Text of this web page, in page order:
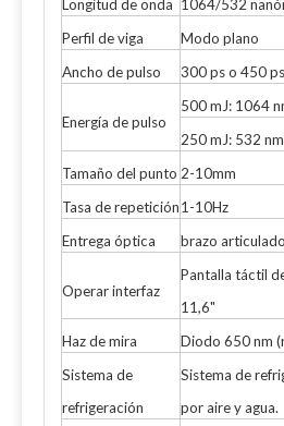
Longitud de onda 1064/532
Perfil de viga
Modo plano
Ancho de pulso
300 ps o 450 ps
Energía de pulso
500 mJ: 1064
250 mJ: 532 nm
Tamaño del punto 2-10mm
Tasa de repetición1-10Hz
Entrega óptica
brazo articulado
Operar interfaz
Pantalla táctil
11,6"
Haz de mira
Diodo 650 nm
Sistema de
refrigeración
Sistema de
por aire y agua.